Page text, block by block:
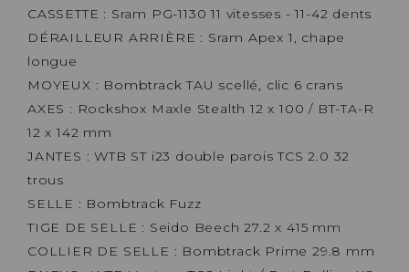
CASSETTE : Sram PG-1130 11 vitesses - 11-42 dents
DÉRAILLEUR ARRIÈRE : Sram Apex 1, chape
longue
MOYEUX : Bombtrack TAU scellé, clic 6 crans
AXES : Rockshox Maxle Stealth 12 x 100 / BT-TA-R
12 x 142 mm
JANTES : WTB ST i23 double parois TCS 2.0 32
trous
SELLE : Bombtrack Fuzz
TIGE DE SELLE : Seido Beech 27.2 x 415 mm
COLLIER DE SELLE : Bombtrack Prime 29.8 mm